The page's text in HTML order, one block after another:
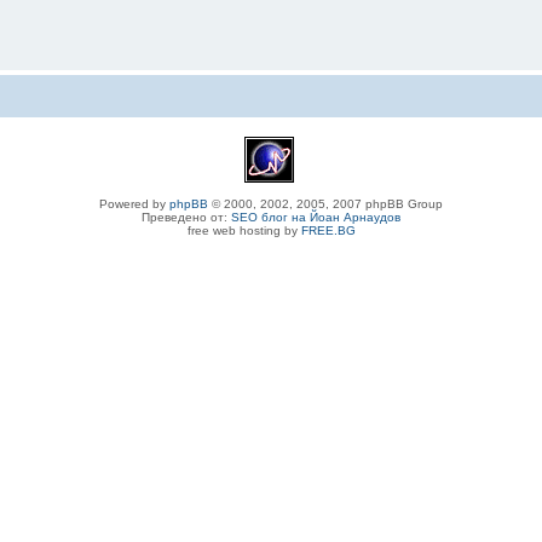
Powered by phpBB © 2000, 2002, 2005, 2007 phpBB Group
Преведено от: SEO блог на Йоан Арнаудов
free web hosting by FREE.BG